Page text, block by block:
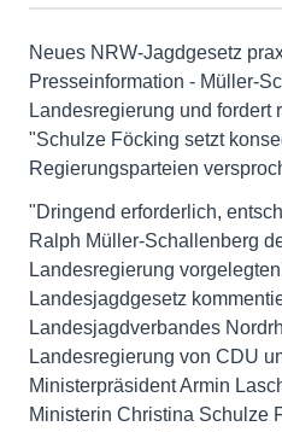
Neues NRW-Jagdgesetz
Presseinformation - Müller-
Landesregierung und fordert
"Schulze Föcking setzt
Regierungsparteien
"Dringend erforderlich,
Ralph Müller-Schallenberg
Landesregierung
Landesjagdgesetz
Landesjagdverbandes
Landesregierung von CDU
Ministerpräsident Armin
Ministerin Christina Schulze